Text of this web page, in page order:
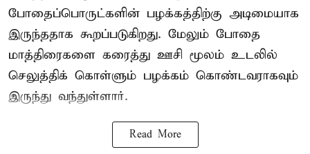
போதைப்பொருட்களின் பழக்கத்திற்கு அடிமையாக
இருந்ததாக கூறப்படுகிறது. மேலும் போதை
மாத்திரைகளை கரைத்து ஊசி மூலம் உடலில்
செலுத்திக் கொள்ளும் பழக்கம் கொண்டவராகவும்
இருந்து வந்துள்ளார்.
Read More